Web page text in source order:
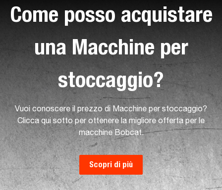
Come posso acquistare
una Macchine per
stoccaggio?
Vuoi conoscere il prezzo di Macchine per stoccaggio?
Clicca qui sotto per ottenere la migliore offerta per le
macchine Bobcat.
Scopri di più